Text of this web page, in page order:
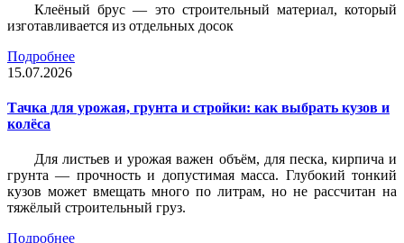
Клеёный брус — это строительный материал, который
изготавливается из отдельных досок
Подробнее
15.07.2026
Тачка для урожая, грунта и стройки: как выбрать кузов и
колёса
Для листьев и урожая важен объём, для песка, кирпича и
грунта — прочность и допустимая масса. Глубокий тонкий
кузов может вмещать много по литрам, но не рассчитан на
тяжёлый строительный груз.
Подробнее